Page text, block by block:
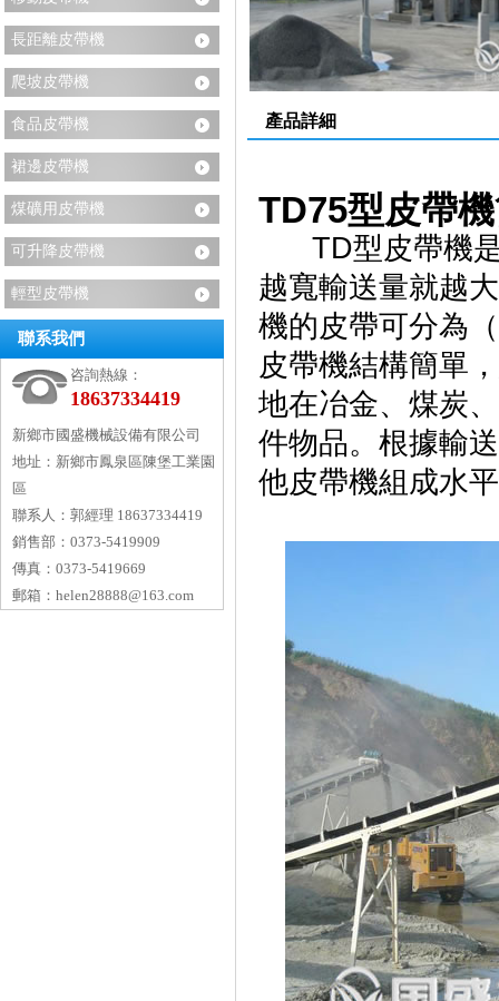
長距離皮帶機
爬坡皮帶機
食品皮帶機
裙邊皮帶機
煤礦用皮帶機
可升降皮帶機
輕型皮帶機
聯系我們
咨詢熱線：
18637334419
新鄉市國盛機械設備有限公司
地址： 新鄉市鳳泉區陳堡工業園
區
聯系人： 郭經理 18637334419
銷售部： 0373-5419909
傳真： 0373-5419669
郵箱： helen28888@163.com
產品詳細
TD75型皮帶
TD型皮帶機是
越寬輸送量就越
機的皮帶可分為
皮帶機結構簡單
地在冶金、煤炭
件物品。根據輸
他皮帶機組成水